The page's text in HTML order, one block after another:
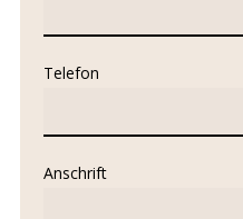
Telefon
Anschrift